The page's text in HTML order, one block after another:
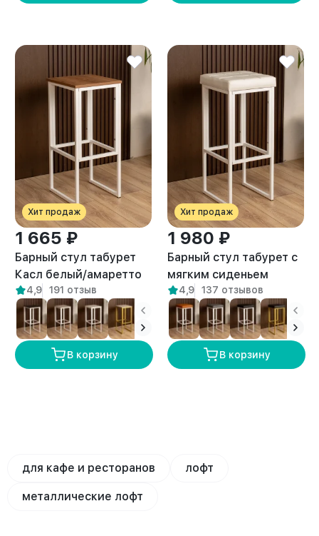
Хит продаж
1 665 ₽
Барный стул табурет
Касл белый/амаретто
4,9 191 отзыв
В корзину
Хит продаж
1 980 ₽
Барный стул табурет с
мягким сиденьем
Гарда белый/белый
4,9 137 отзывов
В корзину
для кафе и ресторанов лофт
металлические лофт